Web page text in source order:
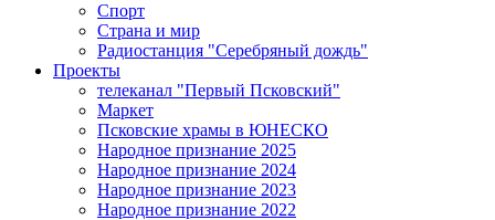
Спорт
Страна и мир
Радиостанция "Серебряный дождь"
Проекты
телеканал "Первый Псковский"
Маркет
Псковские храмы в ЮНЕСКО
Народное признание 2025
Народное признание 2024
Народное признание 2023
Народное признание 2022